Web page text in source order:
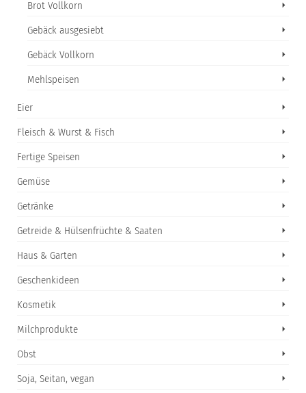
Brot Vollkorn
Gebäck ausgesiebt
Gebäck Vollkorn
Mehlspeisen
Eier
Fleisch & Wurst & Fisch
Fertige Speisen
Gemüse
Getränke
Getreide & Hülsenfrüchte & Saaten
Haus & Garten
Geschenkideen
Kosmetik
Milchprodukte
Obst
Soja, Seitan, vegan